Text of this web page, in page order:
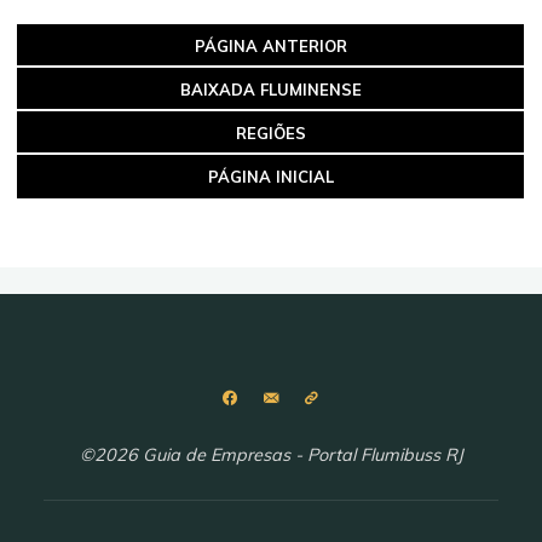
PÁGINA ANTERIOR
BAIXADA FLUMINENSE
REGIÕES
PÁGINA INICIAL
©2026 Guia de Empresas - Portal Flumibuss RJ